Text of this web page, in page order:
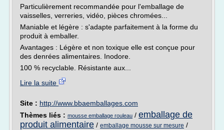
Particulièrement recommandée pour l'emballage de
vaisselles, verreries, vidéo, pièces chromées...
Maniable et légère : s'adapte parfaitement à la forme du
produit à emballer.
Avantages : Légère et non toxique elle est conçue pour
des denrées alimentaires. Inodore.
100 % recyclable. Résistante aux...
Lire la suite
Site : http://www.bbaemballages.com
Thèmes liés : mousse emballage rouleau / emballage de
produit alimentaire / emballage mousse sur mesure /